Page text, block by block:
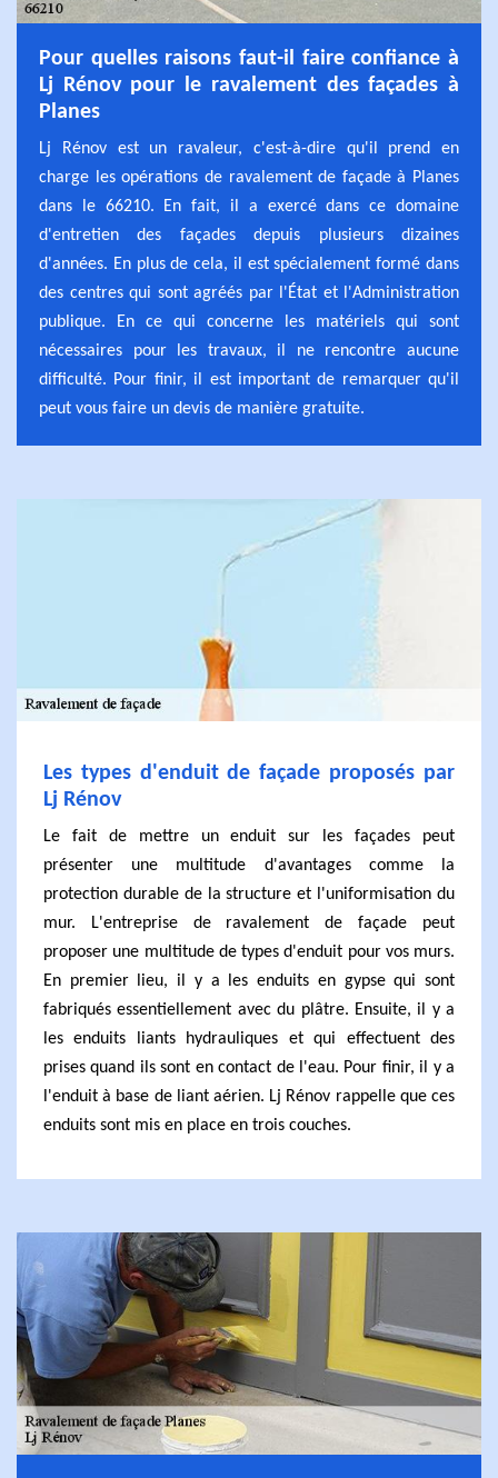
Pour quelles raisons faut-il faire confiance à
Lj Rénov pour le ravalement des façades à
Planes
Lj Rénov est un ravaleur, c'est-à-dire qu'il prend en
charge les opérations de ravalement de façade à Planes
dans le 66210. En fait, il a exercé dans ce domaine
d'entretien des façades depuis plusieurs dizaines
d'années. En plus de cela, il est spécialement formé dans
des centres qui sont agréés par l'État et l'Administration
publique. En ce qui concerne les matériels qui sont
nécessaires pour les travaux, il ne rencontre aucune
difficulté. Pour finir, il est important de remarquer qu'il
peut vous faire un devis de manière gratuite.
Les types d'enduit de façade proposés par
Lj Rénov
Le fait de mettre un enduit sur les façades peut
présenter une multitude d'avantages comme la
protection durable de la structure et l'uniformisation du
mur. L'entreprise de ravalement de façade peut
proposer une multitude de types d'enduit pour vos murs.
En premier lieu, il y a les enduits en gypse qui sont
fabriqués essentiellement avec du plâtre. Ensuite, il y a
les enduits liants hydrauliques et qui effectuent des
prises quand ils sont en contact de l'eau. Pour finir, il y a
l'enduit à base de liant aérien. Lj Rénov rappelle que ces
enduits sont mis en place en trois couches.